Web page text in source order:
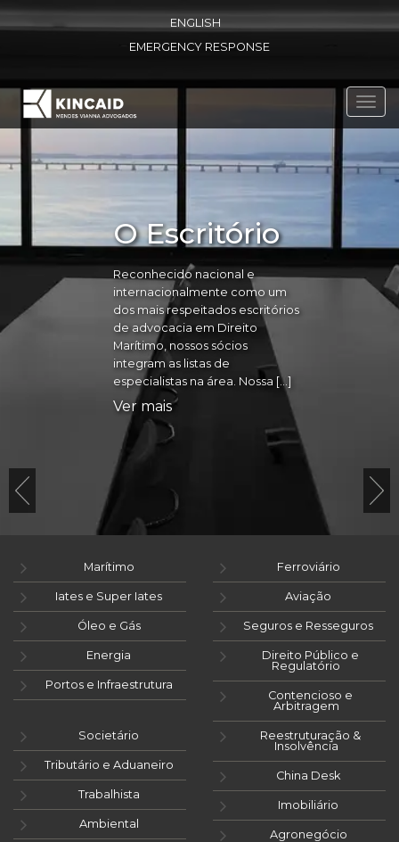
ENGLISH
EMERGENCY RESPONSE
O Escritório
Reconhecido nacional e
internacionalmente como um
dos mais respeitados escritórios
de advocacia em Direito
Marítimo, nossos sócios
integram as listas de
especialistas na área. Nossa […]
Ver mais
Marítimo
Iates e Super Iates
Óleo e Gás
Energia
Portos e Infraestrutura
Ferroviário
Aviação
Seguros e Resseguros
Direito Público e
Regulatório
Contencioso e
Arbitragem
Societário
Tributário e Aduaneiro
Trabalhista
Ambiental
Reestruturação &
Insolvência
China Desk
Imobiliário
Agronegócio